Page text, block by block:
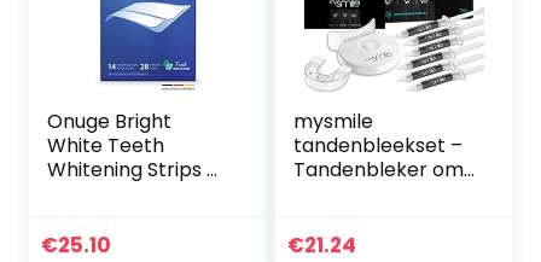
Onuge Bright
White Teeth
Whitening Strips –
zonder peroxide –
€25.10
mysmile
tandenbleekset –
Tandenbleker om
activated
€21.24